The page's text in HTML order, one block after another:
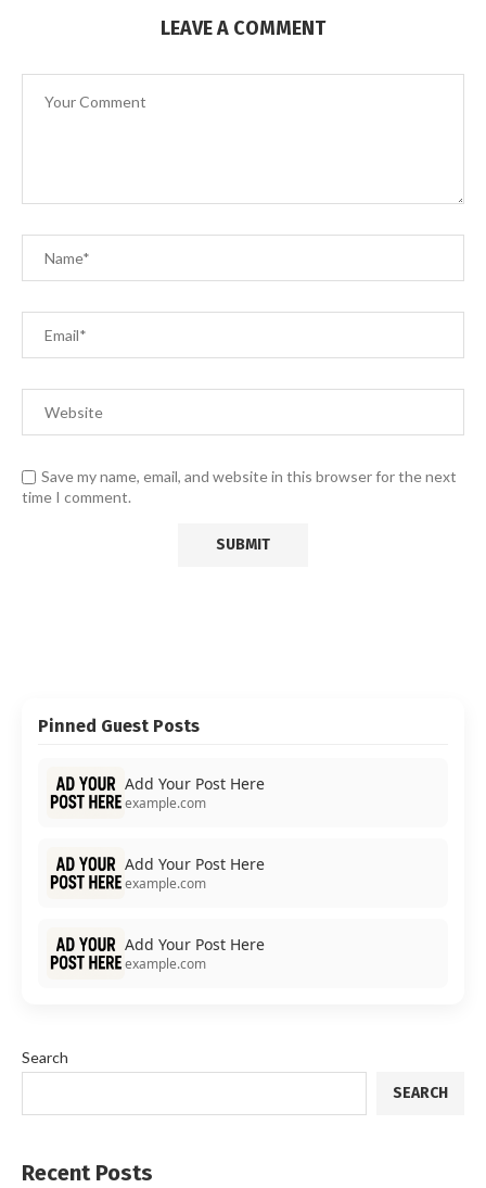
LEAVE A COMMENT
Save my name, email, and website in this browser for the next
time I comment.
Pinned Guest Posts
Add Your Post Here
example.com
Add Your Post Here
example.com
Add Your Post Here
example.com
Search
SEARCH
Recent Posts